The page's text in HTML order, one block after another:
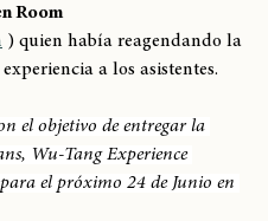
(@teatromori
Room
) quien había reagendando la
a los asistentes.
el objetivo de entregar la
Wu-Tang Experience
el próximo 24 de Junio en